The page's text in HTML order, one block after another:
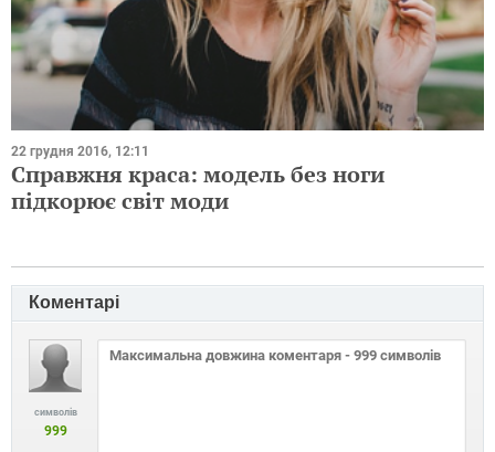
22 грудня 2016, 12:11
Справжня краса: модель без ноги
підкорює світ моди
Коментарі
символів
999